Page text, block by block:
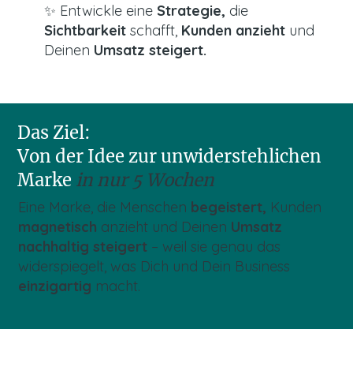
✨ Entwickle eine Strategie, die
Sichtbarkeit schafft, Kunden anziehtund
Deinen Umsatz steigert.
Das Ziel:
Von der Idee zur unwiderstehlichen
Marke in nur 5 Wochen
Eine Marke, die Menschen begeistert, Kunden
magnetisch anzieht und Deinen Umsatz
nachhaltig steigert – weil sie genau das
widerspiegelt, was Dich und Dein Business
einzigartig macht.